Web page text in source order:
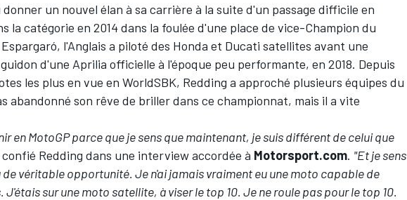
donner un nouvel élan à sa carrière à la suite d'un passage difficile en
la catégorie en 2014 dans la foulée d'une place de vice-Champion du
, l'Anglais a piloté des Honda et Ducati satellites avant une
d'une Aprilia officielle à l'époque peu performante, en 2018. Depuis
les plus en vue en WorldSBK, Redding a approché plusieurs équipes du
abandonné son rêve de briller dans ce championnat, mais il a vite
en MotoGP parce que je sens que maintenant, je suis différent de celui que
confié Redding dans une interview accordée à Motorsport.com. "Et je sens
de véritable opportunité. Je n'ai jamais vraiment eu une moto capable de
J'étais sur une moto satellite, à viser le top 10. Je ne roule pas pour le top 10.